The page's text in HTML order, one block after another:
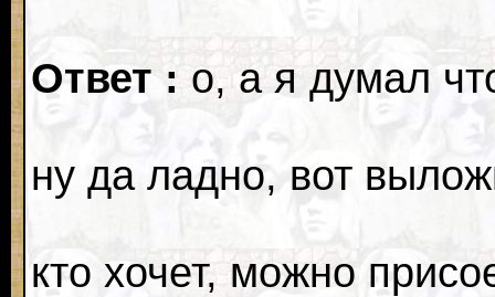
Ответ : о, а я думал
ну да ладно, вот
кто хочет, можно